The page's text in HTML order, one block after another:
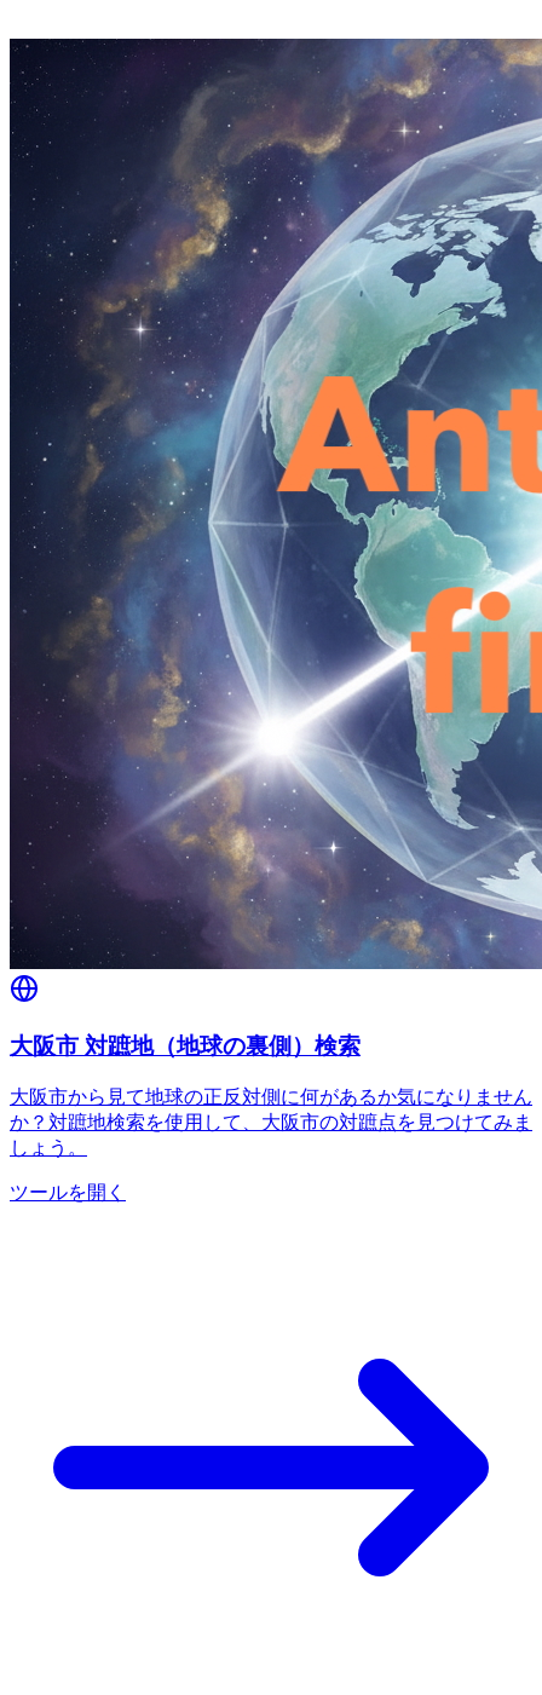
大阪市 対蹠地（地球の裏側）検索
大阪市から見て地球の正反対側に何があるか気になりません
か？対蹠地検索を使用して、大阪市の対蹠点を見つけてみま
しょう。
ツールを開く